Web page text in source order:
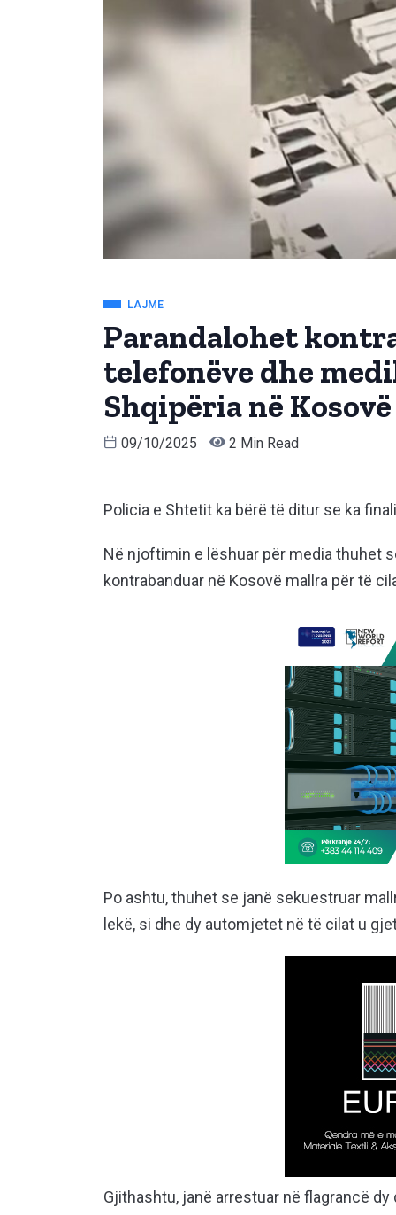
LAJME
Parandalohet
telefonëve dhe
Shqipëria në Kosovë
09/10/2025 2 Min Read
Policia e Shtetit ka bërë të ditur se ka
Në njoftimin e lëshuar për media thuhet
kontrabanduar në Kosovë mallra për të
Po ashtu, thuhet se janë sekuestruar
lekë, si dhe dy automjetet në të cilat u
Gjithashtu, janë arrestuar në flagrancë